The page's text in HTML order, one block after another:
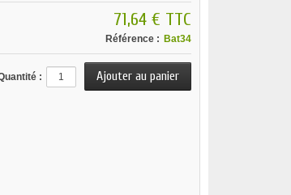
71,64 € TTC
Référence : Bat34
: